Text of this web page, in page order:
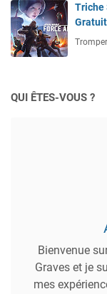
Triche
QUI ÊTES-VOUS ?
Bienvenue
Graves et je
mes